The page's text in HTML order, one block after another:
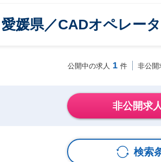
愛媛県／CADオペレー
公開中の求人 1 件 非公開
非公開求
検索